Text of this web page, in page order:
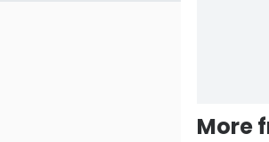
More